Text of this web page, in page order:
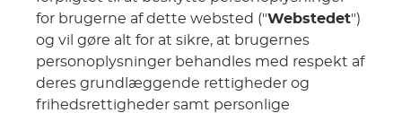
for brugerne af dette websted ("Webstedet")
og vil gøre alt for at sikre, at brugernes
personoplysninger behandles med respekt af
deres grundlæggende rettigheder og
frihedsrettigheder samt personlige